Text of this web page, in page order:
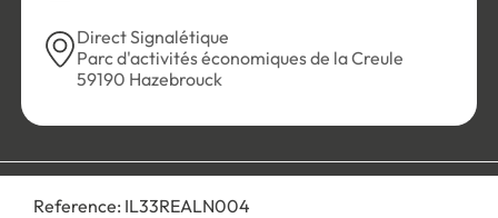
Reference: IL33REALN004
Direct Signalétique
Parc d'activités économiques de la Creule
59190 Hazebrouck
Personnaliser les cookies